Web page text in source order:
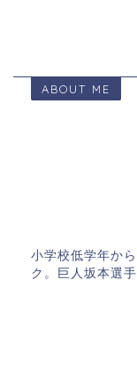
ABOUT ME
小学校低学年か
ク。巨人坂本選